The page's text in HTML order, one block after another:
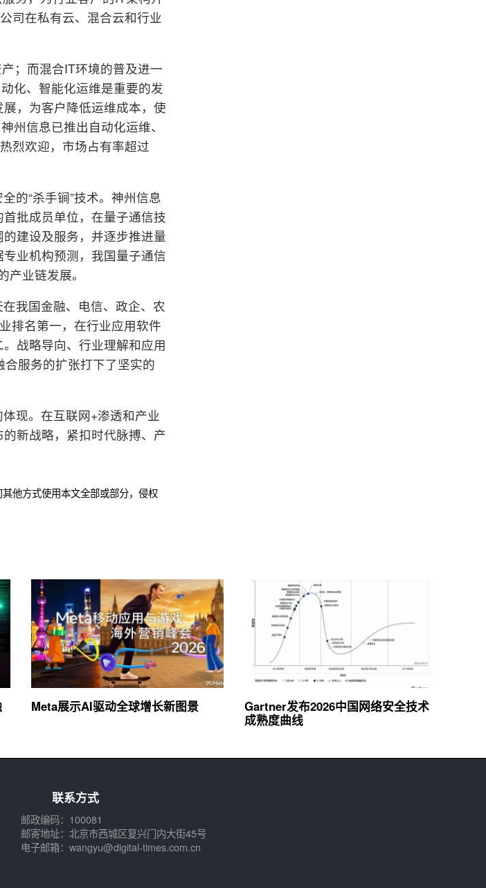
司在私有云、混合云和行业
；而混合IT环境的普及进一
化、智能化运维是重要的发
，为客户降低运维成本，使
州信息已推出自动化运维、
烈欢迎，市场占有率超过
的“杀手锏”技术。神州信息
批成员单位，在量子通信技
建设及服务，并逐步推进量
业机构预测，我国量子通信
业链发展。
我国金融、电信、政企、农
排名第一，在行业应用软件
战略导向、行业理解和应用
合服务的扩张打下了坚实的
现。在互联网+渗透和产业
新战略，紧扣时代脉搏、产
他方式使用本文全部或部分，侵权
Meta展示AI驱动全球增长新图景
Gartner发布2026中国网络安全技术
成熟度曲线
联系方式
邮政编码：100081
邮寄地址：北京市西城区复兴门内大街45号
电子邮箱：wangyu@digital-times.com.cn